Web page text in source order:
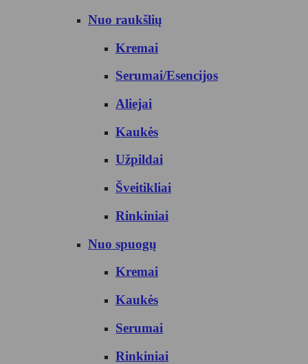
Nuo raukšlių
Kremai
Serumai/Esencijos
Aliejai
Kaukės
Užpildai
Šveitikliai
Rinkiniai
Nuo spuogų
Kremai
Kaukės
Serumai
Rinkiniai